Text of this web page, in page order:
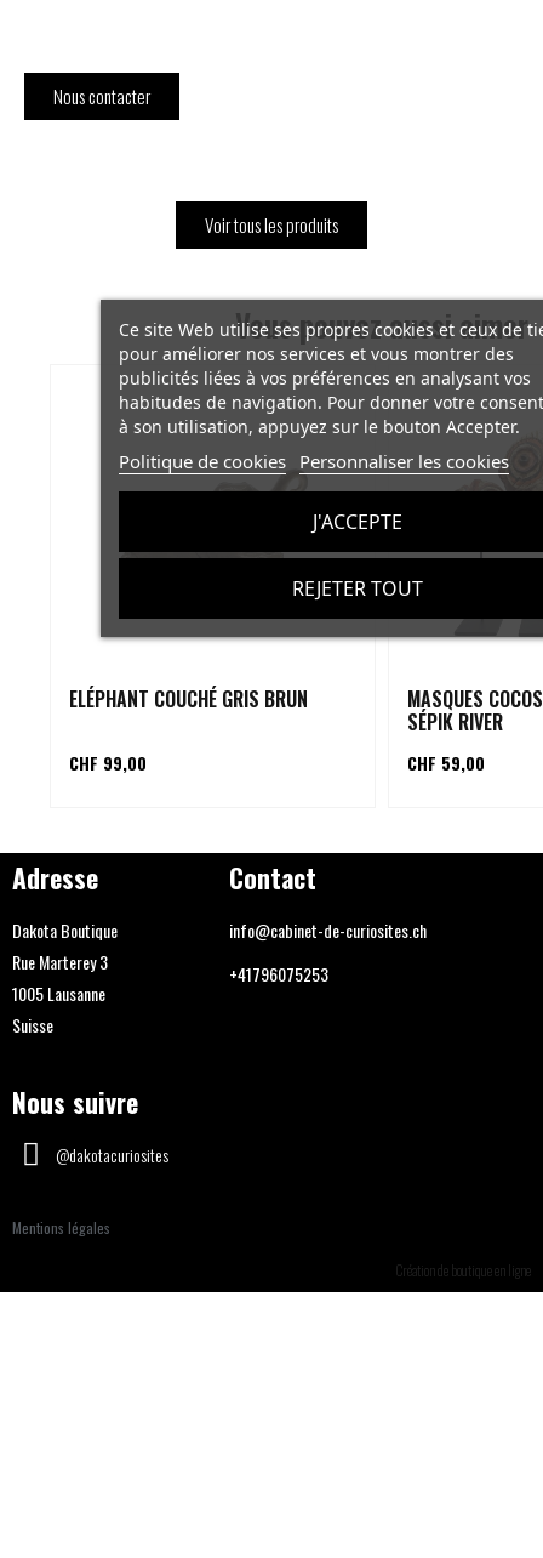
Nous contacter
Voir tous les produits
Vous pouvez aussi aimer
ELÉPHANT COUCHÉ GRIS BRUN
CHF 99,00
MASQUES
SÉPIK RIVER
CHF 59,00
Adresse
Dakota Boutique
Rue Marterey 3
1005 Lausanne
Suisse
Contact
info@cabinet-de-curiosites.ch
+41796075253
Nous suivre
@dakotacuriosites
Mentions légales
Création de boutique en ligne
Ce site Web utilise ses propres cookies et ceux de
pour améliorer nos services et vous montrer des
publicités liées à vos préférences en analysant vos
habitudes de navigation. Pour donner votre
à son utilisation, appuyez sur le bouton Accepter.
Politique de cookies Personnaliser les cookies
REJETER TOUT
J'ACCEPTE